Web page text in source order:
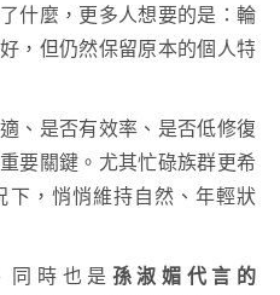
什麼，更多人想要的是：輪
，但仍然保留原本的個人特
、是否有效率、是否低修復
要關鍵。尤其忙碌族群更希
，悄悄維持自然、年輕狀
同時也是 孫淑媚代言的